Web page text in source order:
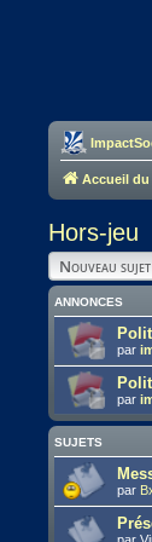
Accueil
Hors-jeu
Nouveau sujet
ANNONCES
par
par
SUJETS
par